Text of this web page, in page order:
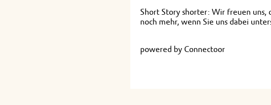
Short Story shorter: Wir freuen
noch mehr, wenn Sie uns dabei
powered by Connectoor